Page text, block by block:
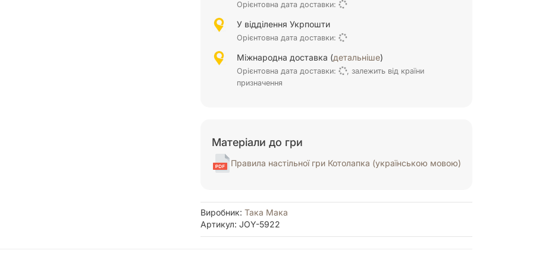
Орієнтовна дата доставки:
У відділення Укрпошти
Орієнтовна дата доставки:
Міжнародна доставка (детальніше)
Орієнтовна дата доставки:
, залежить від країни
призначення
Матеріали до гри
Правила настільної гри Котолапка (українською мовою)
Виробник: Така Мака
Артикул: JOY-5922